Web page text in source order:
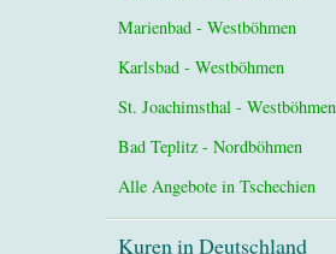
Marienbad - Westböhmen
Karlsbad - Westböhmen
St. Joachimsthal - Westböhmen
Bad Teplitz - Nordböhmen
Alle Angebote in Tschechien
Kuren in Deutschland